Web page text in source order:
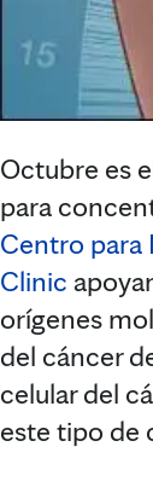
Octubre es
para
Centro para
Clinic
orígenes
del cáncer
celular del
este tipo de